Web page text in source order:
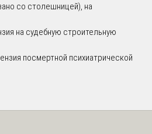
со столешницей), на
на судебную строительную
посмертной психиатрической